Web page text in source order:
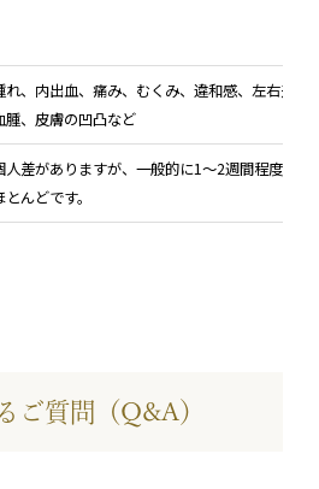
れ、内出血、痛み、むくみ、違和感、左右差、
腫、皮膚の凹凸など
人差がありますが、一般的に1〜2週間程度で落
とんどです。
ご質問（Q&A）